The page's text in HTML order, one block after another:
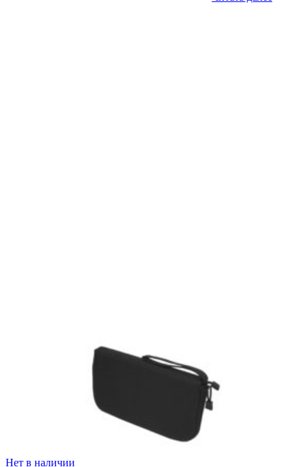
Нет в наличии